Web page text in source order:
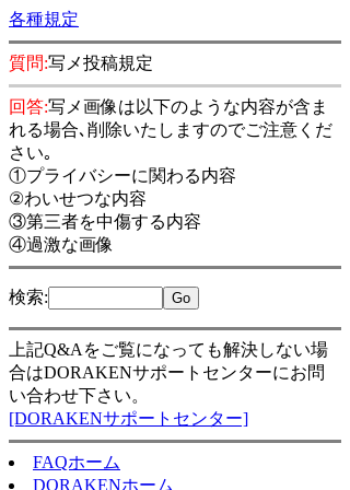
各種規定
質問:写メ投稿規定
回答:写メ画像は以下のような内容が含ま
れる場合､削除いたしますのでご注意くだ
さい｡
①プライバシーに関わる内容
②わいせつな内容
③第三者を中傷する内容
④過激な画像
検索:
上記Q&Aをご覧になっても解決しない場
合はDORAKENサポートセンターにお問
い合わせ下さい。
[DORAKENサポートセンター]
FAQホーム
DORAKENホーム